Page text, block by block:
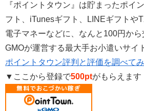
『ポイントタウン』は貯まったポイ
フト、iTunesギフト、LINEギフトや
電子マネーなどに、なんと100円か
GMOが運営する最大手お小遣いサイ
ポイントタウン評判と評価を調べて
▼ここから登録で500ptがもらえます